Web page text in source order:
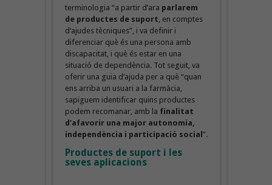
terminologia “a partir d’ara parlarem
de productes de suport, en comptes
d’ajudes tècniques”, i va definir i
diferenciar què és una persona amb
discapacitat, i què és estar en una
situació de dependència. Tot seguit, va
oferir una guia d’ajuda per a què “quan
ens arriba un usuari a la farmàcia,
sapiguem identificar quins productes
podem recomanar, amb la finalitat
d’afavorir una major autonomia,
independència i participació social ”.
Productes de suport i les
seves aplicacions